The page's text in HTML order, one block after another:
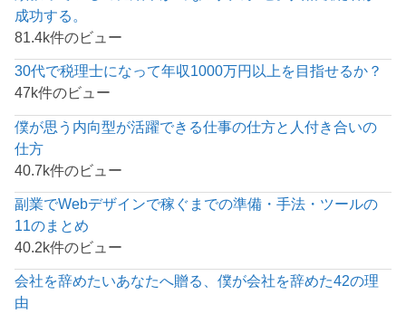
成功する。
81.4k件のビュー
30代で税理士になって年収1000万円以上を目指せるか？
47k件のビュー
僕が思う内向型が活躍できる仕事の仕方と人付き合いの
仕方
40.7k件のビュー
副業でWebデザインで稼ぐまでの準備・手法・ツールの
11のまとめ
40.2k件のビュー
会社を辞めたいあなたへ贈る、僕が会社を辞めた42の理
由